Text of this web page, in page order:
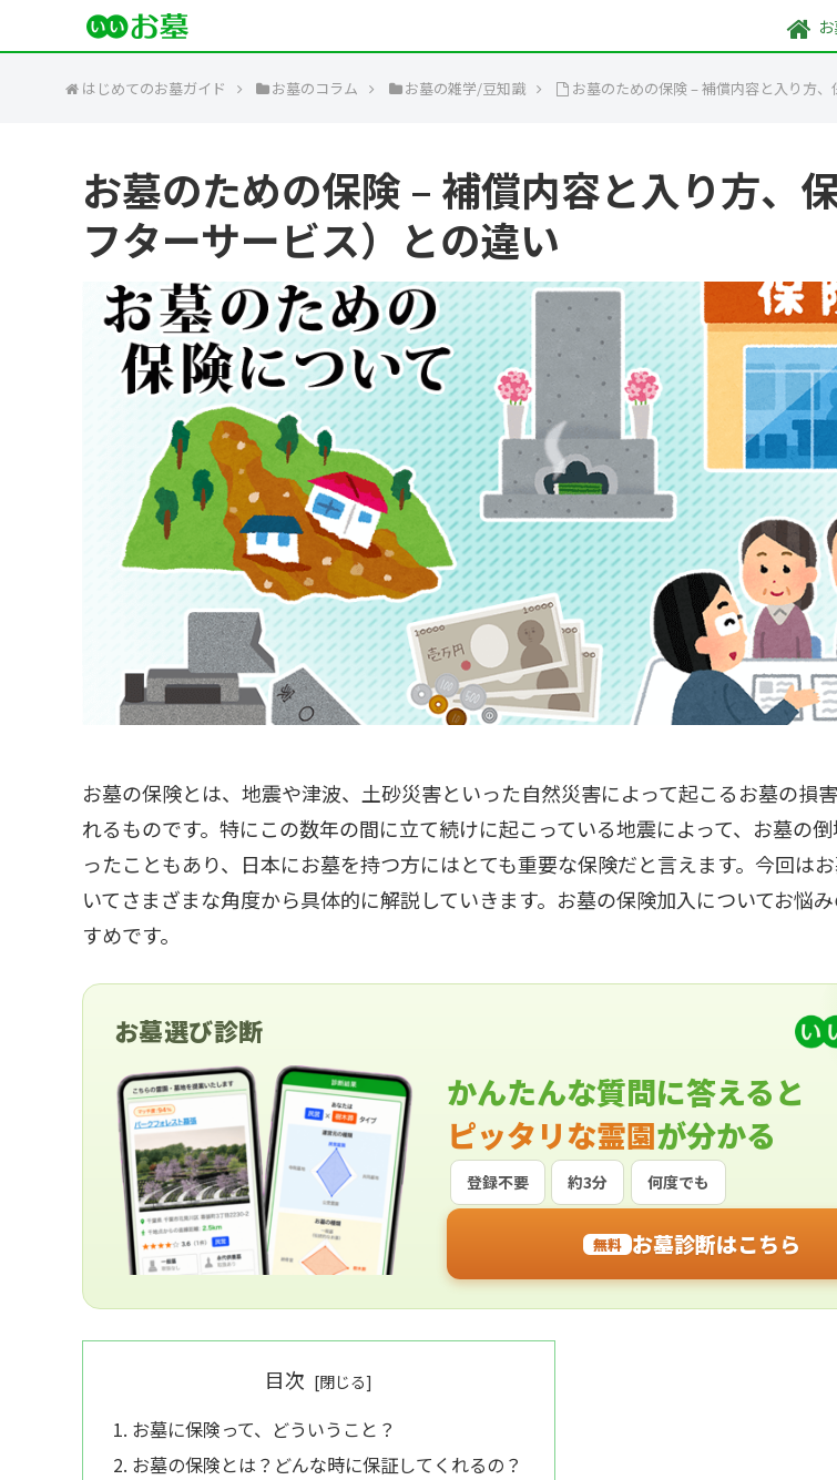
はじめてのお墓ガイド お墓のコラム お墓の雑学/豆知識 お墓のための保険 – 補償内容と入り方
お墓のための保険 – 補償内容と入り方、
フターサービス）との違い
お墓の保険とは、地震や津波、土砂災害といった自然災害によって起こるお墓の損
れるものです。特にこの数年の間に立て続けに起こっている地震によって、お墓の
ったこともあり、日本にお墓を持つ方にはとても重要な保険だと言えます。今回は
いてさまざまな角度から具体的に解説していきます。お墓の保険加入についてお悩
すめです。
お墓選び診断
かんたんな質問に答えると
ピッタリな霊園が分かる
登録不要 約3分 何度でも
無料 お墓診断はこちら
目次
お墓に保険って、どういうこと？
お墓の保険とは？どんな時に保証してくれるの？